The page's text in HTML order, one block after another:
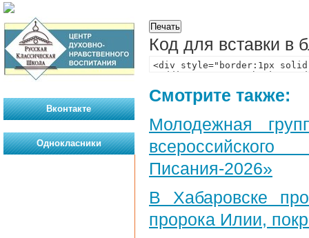
Код для вставки в
Смотрите также:
Молодежная
Писания-2026»
В Хабаровске
пророка Илии,
Вконтакте
Однокласники